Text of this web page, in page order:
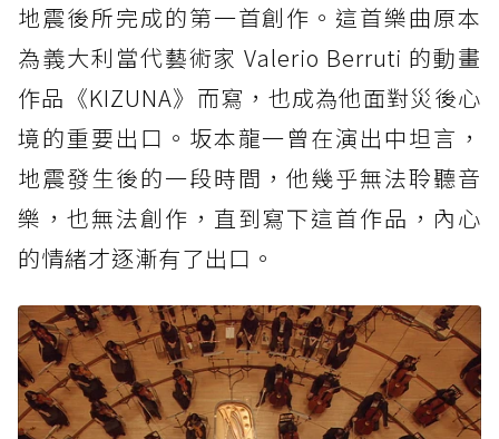
地震後所完成的第一首創作。這首樂曲原本
為義大利當代藝術家 Valerio Berruti 的動畫
作品《KIZUNA》而寫，也成為他面對災後心
境的重要出口。坂本龍一曾在演出中坦言，
地震發生後的一段時間，他幾乎無法聆聽音
樂，也無法創作，直到寫下這首作品，內心
的情緒才逐漸有了出口。